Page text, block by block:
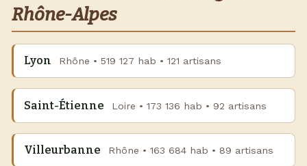
Rhône-Alpes
Lyon Rhône • 519 127 hab • 121 artisans
Saint-Étienne Loire • 173 136 hab • 92 artisans
Villeurbanne Rhône • 163 684 hab • 89 artisans